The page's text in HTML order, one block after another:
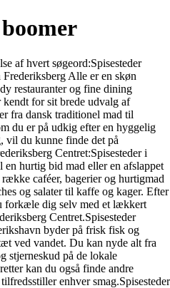
af hvert søgeord:Spisesteder
Alle er en skøn
restauranter og fine dining
for sit brede udvalg af
fra dansk traditionel mad til
du er på udkig efter en hyggelig
vil du kunne finde det på
Centret:Spisesteder i
hurtig bid mad eller en afslappet
caféer, bagerier og hurtigmad
og salater til kaffe og kager. Efter
forkæle dig selv med et lækkert
Centret.Spisesteder
byder på frisk fisk og
ved vandet. Du kan nyde alt fra
stjerneskud på de lokale
kan du også finde andre
enhver smag.Spisesteder